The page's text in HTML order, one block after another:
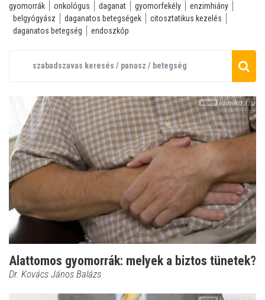
gyomorrák onkológus daganat gyomorfekély
enzimhiány
belgyógyász
daganatos betegségek
citosztatikus kezelés
daganatos betegség
endoszkóp
Alattomos gyomorrák: melyek a biztos tünetek?
Dr. Kovács János Balázs